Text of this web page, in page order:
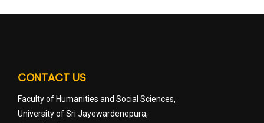
CONTACT US
Faculty of Humanities and Social Sciences,
University of Sri Jayewardenepura,